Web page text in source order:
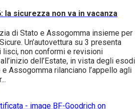
la sicurezza non va in vacanza
di Stato e Assogomma insieme per
Un’autovettura su 3 presenta
lisci, non conformi e revisioni
dell’Estate, in vista degli esodi
Assogomma rilanciano l’appello agli